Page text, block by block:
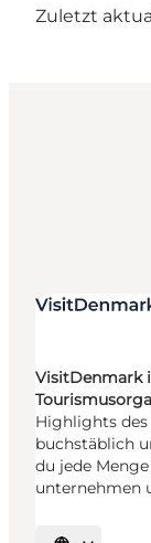
Zuletzt
VisitDenmark
Highlights des
buchstäblich
du jede
unternehmen